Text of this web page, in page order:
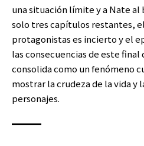
una situación límite y a Nate al
solo tres capítulos restantes,
protagonistas es incierto y el
las consecuencias de este final
consolida como un fenómeno
mostrar la crudeza de la vida y
personajes.